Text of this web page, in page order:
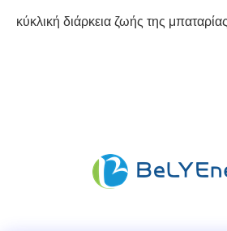
κύκλική διάρκεια ζωής της